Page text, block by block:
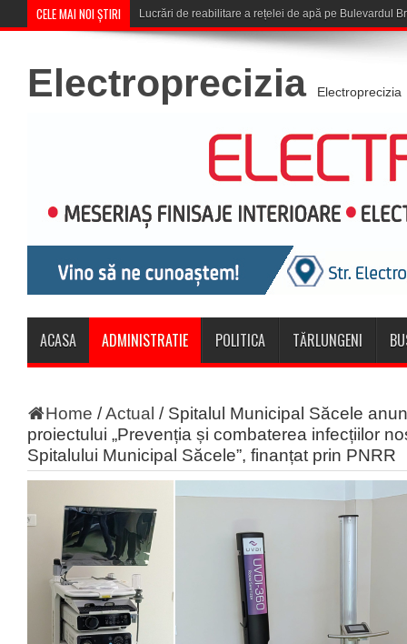
CELE MAI NOI ȘTIRI Corona Brașov se califică î
Electroprecizia Electroprecizia
ACASA ADMINISTRATIE POLITICA TĂRLUNGENI
Home /Actual / Spitalul Municipal Săcele
proiectului „Prevenția și combaterea infecțiilor
Spitalului Municipal Săcele”, finanțat prin PNRR